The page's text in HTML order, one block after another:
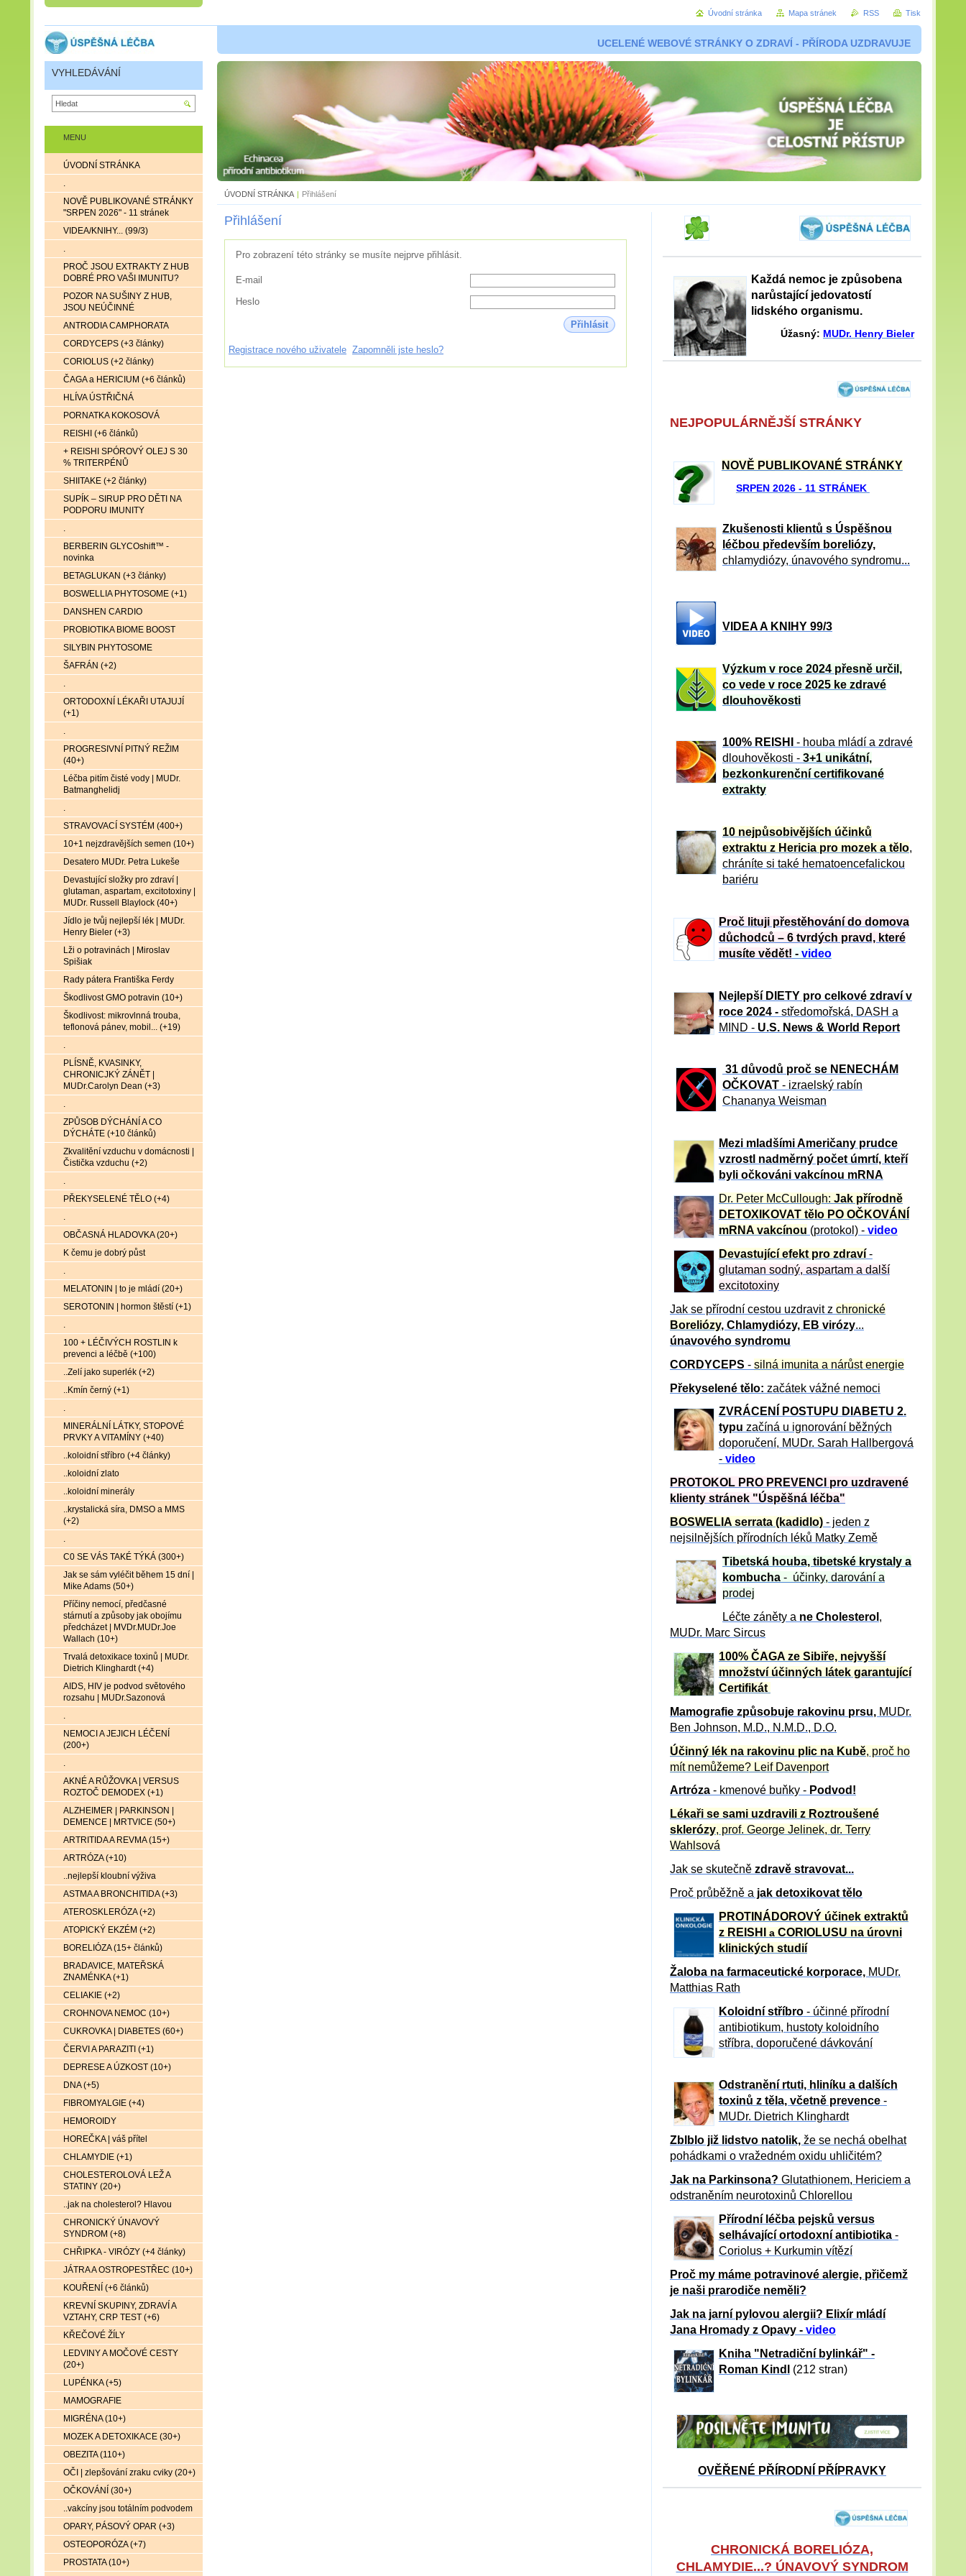
UCELENÉ WEBOVÉ STRÁNKY O ZDRAVÍ - PŘÍRODA UZDRAVUJE
ÚVODNÍ STRÁNKA | Přihlášení
Přihlášení
Pro zobrazení této stránky se musíte nejprve přihlásit.
E-mail
Heslo
Přihlásit
Registrace nového uživatele Zapomněli jste heslo?
Každá nemoc je způsobena
narůstající jedovatostí
lidského organismu.
Úžasný: MUDr. Henry Bieler
NEJPOPULÁRNĚJŠÍ STRÁNKY
NOVĚ PUBLIKOVANÉ STRÁNKY
SRPEN 2026 - 11 STRÁNEK
Zkušenosti klientů s Úspěšnou
léčbou především boreliózy,
chlamydiózy, únavového syndromu...
VIDEA A KNIHY 99/3
Výzkum v roce 2024 přesně určil,
co vede v roce 2025 ke zdravé
dlouhověkosti
100% REISHI
- houba mládí a zdravé
dlouhověkosti - 3+1 unikátní,
bezkonkurenční certifikované
extrakty
10 nejpůsobivějších účinků
extraktu z Hericia pro mozek a tělo,
chráníte si také hematoencefalickou
bariéru
Proč lituji přestěhování do domova
důchodců – 6 tvrdých pravd, které
musíte vědět! - video
Nejlepší DIETY pro celkové zdraví v
roce 2024 - středomořská, DASH a
MIND - U.S. News & World Report
31 důvod ů proč se NENECHÁM
OČKOVAT - izraelský rabín
Chananya Weisman
Mezi mladšími Američany prudce
vzrostl nadměrný počet úmrtí, kteří
byli očkováni vakcínou mRNA
Dr. Peter McCullough: Jak přírodně
DETOXIKOVAT tělo PO OČKOVÁNÍ
mRNA vakcínou (protokol) - video
Devastující efekt pro zdraví-
glutaman sodný, aspartam a další
excitotoxiny
Jak se přírodní cestou uzdravit z chronické
Boreliózy, Chlamydiózy, EB virózy...
únavového syndromu
CORDYCEPS - silná imunita a nárůst energie
Překyselené tělo: začátek vážné nemoci
ZVRÁCE NÍ POSTUPU DIABETU 2.
typu začíná u ignorování běžných
doporučení, MUDr. Sarah Hallbergová
- video
PROTOKOL PRO PREVENCI pro uzdravené
klienty stránek "Úspěšná léčba"
BOSWELIA serrata (kadidlo) - jeden z
nejsilnějších přírodních léků Matky Země
Tibetská houba, tibetské krystaly a
kombucha - účinky, darování a
prodej
Léčte záněty a ne Cholesterol ,
MUDr. Marc Sircus
100% ČAGA ze Sibiře, nejvyšší
množství účinných látek garantující
Certifikát
Mamografie způsobuje rakovinu prsu, MUDr.
Ben Johnson, M.D., N.M.D., D.O.
Účinný lék na rakovinu plic na Kubě, proč ho
mít nemůžeme? Leif Davenport
Artróza - kmenové buňky - Podvod!
Lékaři se sami uzdravili z Roztroušené
sklerózy, prof. George Jelinek, dr. Terry
Wahlsová
Jak se skutečně zdravě stravovat...
Proč průběžně a jak detoxikovat tělo
PROTINÁDOROVÝ účinek extraktů
z REISHI a CORIOLUSU na úrovni
klinických studií
Žaloba na farmaceutické korporace, MUDr.
Matthias Rath
Koloidní stříbro- účinné přírodní
antibiotikum, hustoty koloidního
stříbra, doporučené dávkování
Odstranění rtuti, hliníku a dalších
toxinů z těla, včetně prevence -
MUDr. Dietrich Klinghardt
Zblblo již lidstvo natolik, že se nechá obelhat
pohádkami o vražedném oxidu uhličitém?
Jak na Parkinsona? Glutathionem, Hericiem a
odstraněním neurotoxinů Chlorellou
Přírodní léčba pejsků versus
selhávající ortodoxní antibiotika -
Coriolus + Kurkumin vítězí
Proč my máme potravinové alergie, přičemž
je naši prarodiče neměli?
Jak na jarní pylovou alergii? Elixír mládí
Jana Hromady z Opavy - video
Kniha "Netradiční bylinkář" -
Roman Kindl
(212 stran)
OVĚŘENÉ PŘÍRODNÍ PŘÍPRAVKY
CHRONICKÁ BORELIÓZA,
CHLAMYDIE...? ÚNAVOVÝ SYNDROM
MENU
ÚVODNÍ STRÁNKA
.
NOVĚ PUBLIKOVANÉ STRÁNKY
"SRPEN 2026" - 11 stránek
VIDEA/KNIHY... (99/3)
.
PROČ JSOU EXTRAKTY Z HUB
DOBRÉ PRO VAŠI IMUNITU?
POZOR NA SUŠINY Z HUB,
JSOU NEÚČINNÉ
ANTRODIA CAMPHORATA
CORDYCEPS (+3 články)
CORIOLUS (+2 články)
ČAGA a HERICIUM (+6 článků)
HLÍVA ÚSTŘIČNÁ
PORNATKA KOKOSOVÁ
REISHI (+6 článků)
+ REISHI SPÓROVÝ OLEJ S 30
% TRITERPÉNŮ
SHIITAKE (+2 články)
SUPÍK – SIRUP PRO DĚTI NA
PODPORU IMUNITY
.
BERBERIN GLYCOshift™ -
novinka
BETAGLUKAN (+3 články)
BOSWELLIA PHYTOSOME (+1)
DANSHEN CARDIO
PROBIOTIKA BIOME BOOST
SILYBIN PHYTOSOME
ŠAFRÁN (+2)
.
ORTODOXNÍ LÉKAŘI UTAJUJÍ
(+1)
.
PROGRESIVNÍ PITNÝ REŽIM
(40+)
Léčba pitím čisté vody | MUDr.
Batmanghelidj
.
STRAVOVACÍ SYSTÉM (400+)
10+1 nejzdravějších semen (10+)
Desatero MUDr. Petra Lukeše
Devastující složky pro zdraví |
glutaman, aspartam, excitotoxiny |
MUDr. Russell Blaylock (40+)
Jídlo je tvůj nejlepší lék | MUDr.
Henry Bieler (+3)
Lži o potravinách | Miroslav
Spišiak
Rady pátera Františka Ferdy
Škodlivost GMO potravin (10+)
Škodlivost: mikrovlnná trouba,
teflonová pánev, mobil... (+19)
.
PLÍSNĚ, KVASINKY,
CHRONICJKÝ ZÁNĚT |
MUDr.Carolyn Dean (+3)
.
ZPŮSOB DÝCHÁNÍ A CO
DÝCHÁTE (+10 článků)
Zkvalitění vzduchu v domácnosti |
Čistička vzduchu (+2)
.
PŘEKYSELENÉ TĚLO (+4)
.
OBČASNÁ HLADOVKA (20+)
K čemu je dobrý půst
.
MELATONIN | to je mládí (20+)
SEROTONIN | hormon štěstí (+1)
.
100 + LÉČIVÝCH ROSTLIN k
prevenci a léčbě (+100)
..Zelí jako superlék (+2)
..Kmín černý (+1)
.
MINERÁLNÍ LÁTKY, STOPOVÉ
PRVKY A VITAMÍNY (+40)
..koloidní stříbro (+4 články)
..koloidní zlato
..koloidní minerály
..krystalická síra, DMSO a MMS
(+2)
.
C0 SE VÁS TAKÉ TÝKÁ (300+)
Jak se sám vyléčit během 15 dní |
Mike Adams (50+)
Příčiny nemocí, předčasné
stárnutí a způsoby jak obojímu
předcházet | MVDr.MUDr.Joe
Wallach (10+)
Trvalá detoxikace toxinů | MUDr.
Dietrich Klinghardt (+4)
AIDS, HIV je podvod světového
rozsahu | MUDr.Sazonová
.
NEMOCI A JEJICH LÉČENÍ
(200+)
.
AKNÉ A RŮŽOVKA | VERSUS
ROZTOČ DEMODEX (+1)
ALZHEIMER | PARKINSON |
DEMENCE | MRTVICE (50+)
ARTRITIDA A REVMA (15+)
ARTRÓZA (+10)
..nejlepší kloubní výživa
ASTMA A BRONCHITIDA (+3)
ATEROSKLERÓZA (+2)
ATOPICKÝ EKZÉM (+2)
BORELIÓZA (15+ článků)
BRADAVICE, MATEŘSKÁ
ZNAMÉNKA (+1)
CELIAKIE (+2)
CROHNOVA NEMOC (10+)
CUKROVKA | DIABETES (60+)
ČERVI A PARAZITI (+1)
DEPRESE A ÚZKOST (10+)
DNA (+5)
FIBROMYALGIE (+4)
HEMOROIDY
HOREČKA | váš přítel
CHLAMYDIE (+1)
CHOLESTEROLOVÁ LEŽ A
STATINY (20+)
..jak na cholesterol? Hlavou
CHRONICKÝ ÚNAVOVÝ
SYNDROM (+8)
CHŘIPKA - VIRÓZY (+4 články)
JÁTRA A OSTROPESTŘEC (10+)
KOUŘENÍ (+6 článků)
KREVNÍ SKUPINY, ZDRAVÍ A
VZTAHY, CRP TEST (+6)
KŘEČOVÉ ŽÍLY
LEDVINY A MOČOVÉ CESTY
(20+)
LUPÉNKA (+5)
MAMOGRAFIE
MIGRÉNA (10+)
MOZEK A DETOXIKACE (30+)
OBEZITA (110+)
OČI | zlepšování zraku cviky (20+)
OČKOVÁNÍ (30+)
..vakcíny jsou totálním podvodem
OPARY, PÁSOVÝ OPAR (+3)
OSTEOPORÓZA (+7)
PROSTATA (10+)
VYHLEDÁVÁNÍ
Úvodní stránka Mapa stránek RSS Tisk